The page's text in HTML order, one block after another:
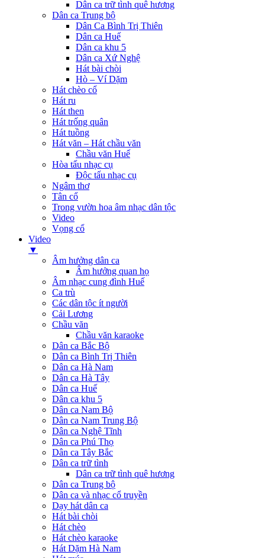
Dân ca trữ tình quê hương
Dân ca Trung bộ
Dân Ca Bình Trị Thiên
Dân ca Huế
Dân ca khu 5
Dân ca Xứ Nghệ
Hát bài chòi
Hò – Ví Dặm
Hát chèo cổ
Hát ru
Hát then
Hát trống quân
Hát tuồng
Hát văn – Hát chầu văn
Chầu văn Huế
Hòa tấu nhạc cụ
Độc tấu nhạc cụ
Ngâm thơ
Tân cổ
Trong vườn hoa âm nhạc dân tộc
Video
Vọng cổ
Video
▼
Âm hưởng dân ca
Âm hưởng quan họ
Âm nhạc cung đình Huế
Ca trù
Các dân tộc ít người
Cải Lương
Chầu văn
Chầu văn karaoke
Dân ca Bắc Bộ
Dân ca Bình Trị Thiên
Dân ca Hà Nam
Dân ca Hà Tây
Dân ca Huế
Dân ca khu 5
Dân ca Nam Bộ
Dân ca Nam Trung Bộ
Dân ca Nghệ Tĩnh
Dân ca Phú Thọ
Dân ca Tây Bắc
Dân ca trữ tình
Dân ca trữ tình quê hương
Dân ca Trung bộ
Dân ca và nhạc cổ truyền
Dạy hát dân ca
Hát bài chòi
Hát chèo
Hát chèo karaoke
Hát Dặm Hà Nam